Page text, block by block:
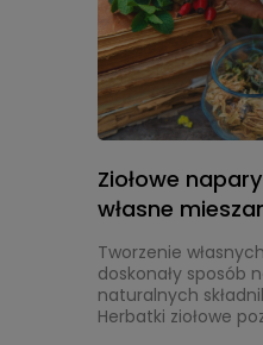
Ziołowe
własne
Tworzenie własnych
doskonały sposób
naturalnych
Herbatki ziołowe